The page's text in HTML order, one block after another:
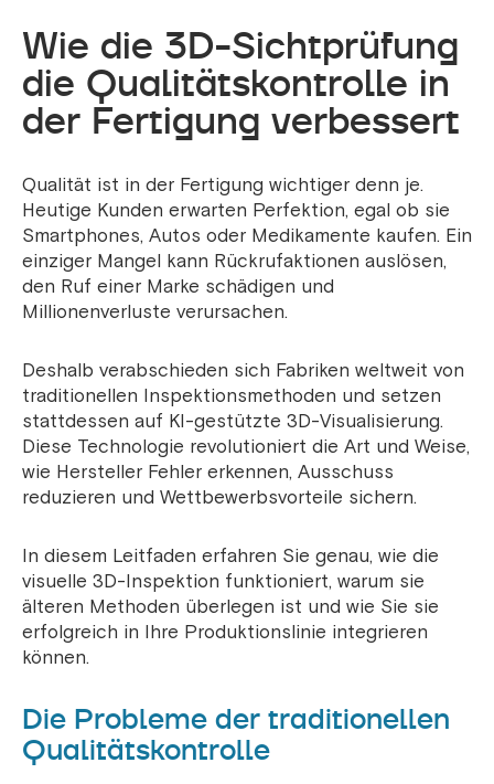
Wie die 3D-Sichtprüfung
die Qualitätskontrolle in
der Fertigung verbessert
Qualität ist in der Fertigung wichtiger denn je.
Heutige Kunden erwarten Perfektion, egal ob sie
Smartphones, Autos oder Medikamente kaufen. Ein
einziger Mangel kann Rückrufaktionen auslösen,
den Ruf einer Marke schädigen und
Millionenverluste verursachen.
Deshalb verabschieden sich Fabriken weltweit von
traditionellen Inspektionsmethoden und setzen
stattdessen auf KI-gestützte 3D-Visualisierung.
Diese Technologie revolutioniert die Art und Weise,
wie Hersteller Fehler erkennen, Ausschuss
reduzieren und Wettbewerbsvorteile sichern.
In diesem Leitfaden erfahren Sie genau, wie die
visuelle 3D-Inspektion funktioniert, warum sie
älteren Methoden überlegen ist und wie Sie sie
erfolgreich in Ihre Produktionslinie integrieren
können.
Die Probleme der traditionellen
Qualitätskontrolle